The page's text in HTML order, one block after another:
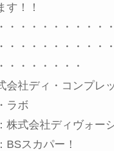
す！！
・・・・・・・・・
・・・・・・・・・
・・・・・・・
会社ディ・コンプレ
ラボ
株式会社ディヴォー
BSスカパー！